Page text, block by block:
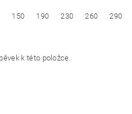
150 190 230 260 290
k této položce.